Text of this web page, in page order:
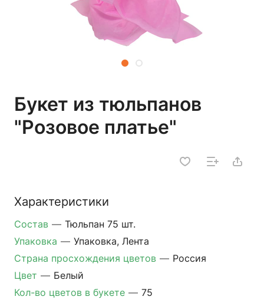
Букет из тюльпанов
"Розовое платье"
Характеристики
Состав — Тюльпан 75 шт.
Упаковка — Упаковка, Лента
Страна просхождения цветов — Россия
Цвет — Белый
Кол-во цветов в букете — 75